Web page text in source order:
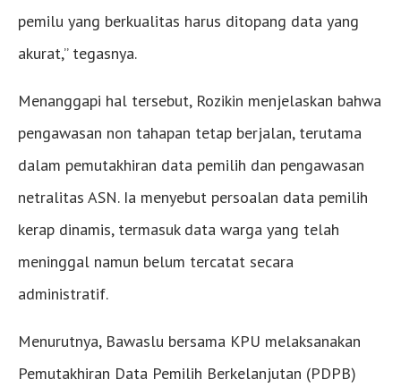
pemilu yang berkualitas harus ditopang data yang
akurat,” tegasnya.
Menanggapi hal tersebut, Rozikin menjelaskan bahwa
pengawasan non tahapan tetap berjalan, terutama
dalam pemutakhiran data pemilih dan pengawasan
netralitas ASN. Ia menyebut persoalan data pemilih
kerap dinamis, termasuk data warga yang telah
meninggal namun belum tercatat secara
administratif.
Menurutnya, Bawaslu bersama KPU melaksanakan
Pemutakhiran Data Pemilih Berkelanjutan (PDPB)